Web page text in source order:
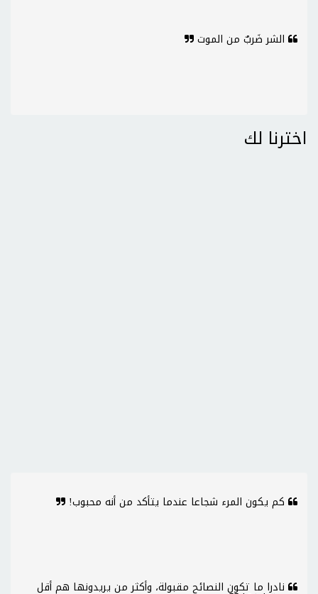
الشر ضَربٌ من الموت
اخترنا لك
كم يكون المرء شجاعا عندما يتأكد من أنه محبوب!
نادرا ما تكون النصائح مقبولة، وأكثر من يريدونها هم أقل